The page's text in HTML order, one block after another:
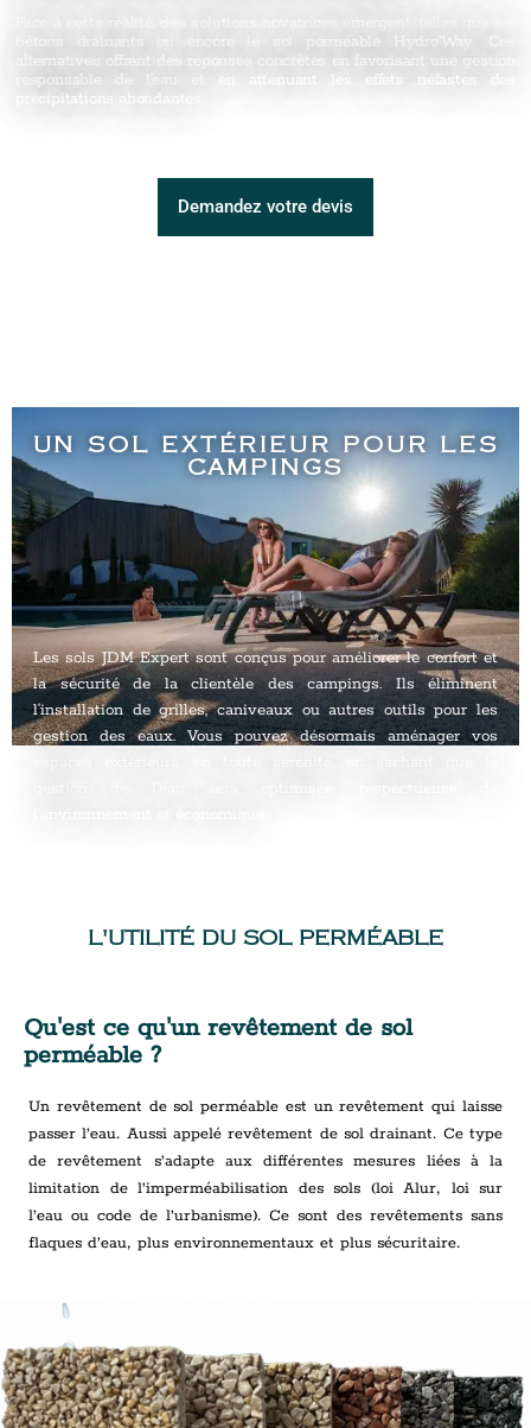
bétons drainants ou encore le sol perméable Hydro’Way. Ces
alternatives offrent des réponses concrètes en favorisant une gestion
responsable de l’eau et en atténuant les effets néfastes des
précipitations abondantes.
Demandez votre devis
UN SOL EXTÉRIEUR POUR LES
CAMPINGS
Les sols JDM Expert sont conçus pour améliorer le confort et
la sécurité de la clientèle des campings. Ils éliminent
l’installation de grilles, caniveaux ou autres outils pour les
gestion des eaux. Vous pouvez désormais aménager vos
L'UTILITÉ DU SOL PERMÉABLE
Qu'est ce qu'un revêtement de sol
perméable ?
Un revêtement de sol perméable est un revêtement qui laisse
passer l’eau. Aussi appelé revêtement de sol drainant. Ce type
de revêtement s’adapte aux différentes mesures liées à la
limitation de l’imperméabilisation des sols (loi Alur, loi sur
l’eau ou code de l’urbanisme). Ce sont des revêtements sans
flaques d’eau, plus environnementaux et plus sécuritaire.